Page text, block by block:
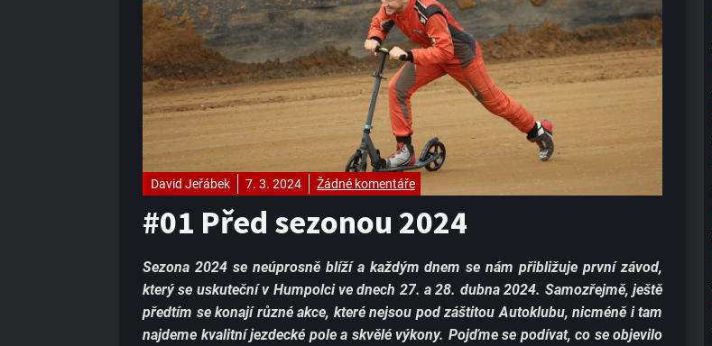
David Jeřábek 7. 3. 2024 Žádné komentáře
#01 Před sezonou 2024
Sezona 2024 se neúprosně blíží a každým dnem se nám přibližuje první závod,
který se uskuteční v Humpolci ve dnech 27. a 28. dubna 2024. Samozřejmě, ještě
předtím se konají různé akce, které nejsou pod záštitou Autoklubu, nicméně i tam
najdeme kvalitní jezdecké pole a skvělé výkony. Pojďme se podívat, co se objevilo